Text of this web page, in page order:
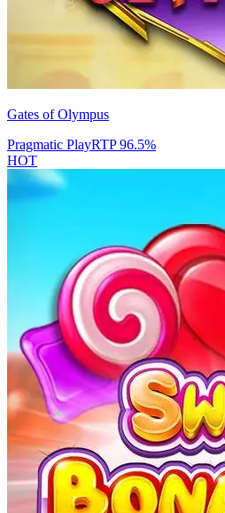
Gates of Olympus
Pragmatic PlayRTP96.5%
HOT